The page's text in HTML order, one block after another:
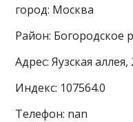
город: Москва
Район: Богородское
Адрес: Яузская аллея,
Индекс: 107564.0
Телефон: nan